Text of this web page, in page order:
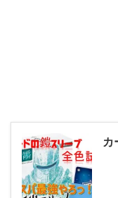
カ